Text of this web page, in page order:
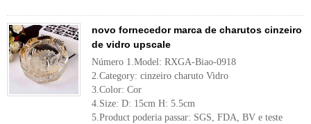
novo fornecedor marca de charutos cinzeiro
de vidro upscale
Número 1.Model: RXGA-Biao-0918
2.Category: cinzeiro charuto Vidro
3.Color: Cor
4.Size: D: 15cm H: 5.5cm
5.Product poderia passar: SGS, FDA, BV e teste